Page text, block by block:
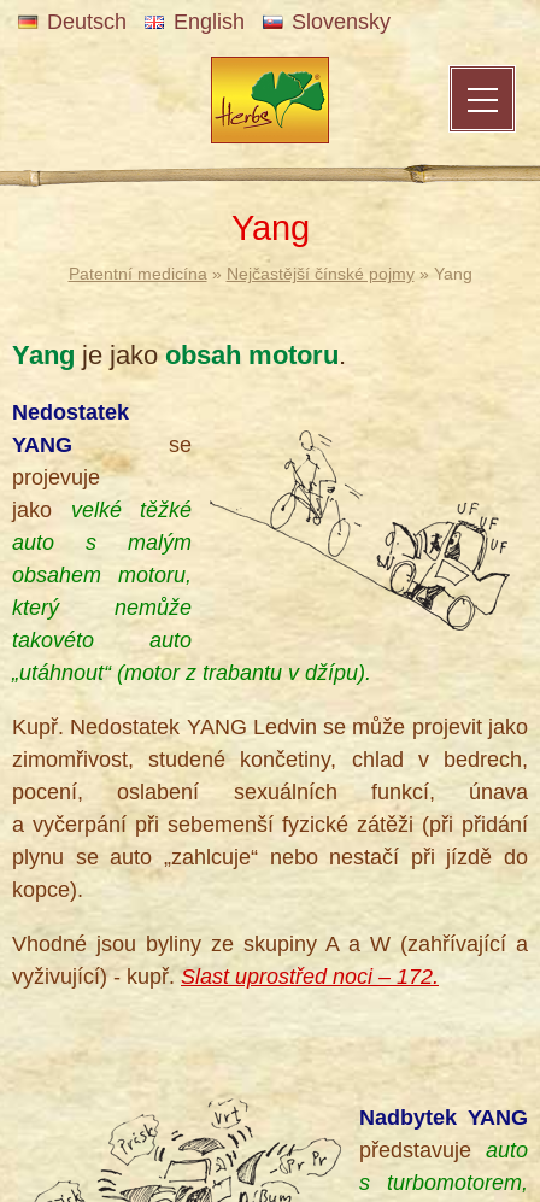
Deutsch English Slovensky
Yang
Patentní medicína » Nejčastější čínské pojmy» Yang
Yang je jakoobsah motoru.
Nedostatek
YANG se
projevuje
jako velké těžké
auto s malým
obsahem motoru,
který nemůže
takovéto auto
„utáhnout“ (motor z trabantu v džípu).
Kupř. Nedostatek YANG Ledvin se může projevit jako
zimomřivost, studené končetiny, chlad v bedrech,
pocení, oslabení sexuálních funkcí, únava
a vyčerpání při sebemenší fyzické zátěži (při přidání
plynu se auto „zahlcuje“ nebo nestačí při jízdě do
kopce).
Vhodné jsou byliny ze skupiny A a W (zahřívající a
vyživující) - kupř. Slast uprostřed noci – 172.
Nadbytek YANG
představuje auto
s turbomotorem,